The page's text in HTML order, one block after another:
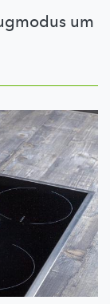
um